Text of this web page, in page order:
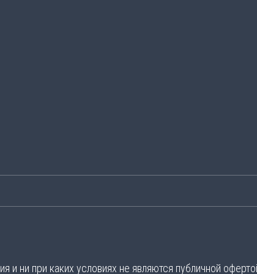
ни при каких условиях не являются публичной